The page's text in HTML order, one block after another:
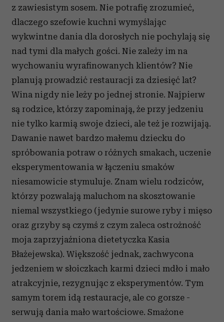
z zawiesistym sosem. Nie potrafię zrozumieć,
dlaczego szefowie kuchni wymyślając
wykwintne dania dla dorosłych nie pochylają się
nad tymi dla małych gości. Nie zależy im na
wychowaniu wyrafinowanych klientów? Nie
planują prowadzić restauracji za dziesięć lat?
Wina nigdy nie leży po jednej stronie. Najpierw
są rodzice, którzy zapominają, że przy jedzeniu
nie tylko karmią swoje dzieci, ale też je rozwijają.
Dawanie nawet bardzo małemu dziecku do
spróbowania potraw o różnych smakach, uczenie
eksperymentowania w łączeniu smaków
niesamowicie stymuluje. Znam wielu rodziców,
którzy pozwalają maluchom na skosztowanie
niemal wszystkiego (jedynie surowe ryby i mięso
oraz grzyby są czymś z czym zaleca ostrożność
moja zaprzyjaźniona dietetyczka Kasia
Błażejewska). Większość jednak, zachwycona
jedzeniem w słoiczkach karmi dzieci mdło i mało
atrakcyjnie, rezygnując z eksperymentów. Tym
samym torem idą restauracje, ale co gorsze -
serwują dania mało wartościowe. Smażone